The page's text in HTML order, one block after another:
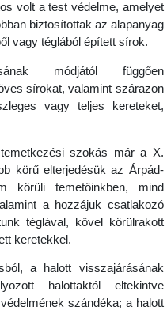
volt a test védelme, amelyet
biztosítottak az alapanyag
vagy téglából épített sírok.
módjától függően
sírokat, valamint szárazon
vagy teljes kereteket,
szokás már a X.
körű elterjedésük az Árpád-
körüli temetőinkben, mind
a hozzájuk csatlakozó
téglával, kővel körülrakott
keretekkel.
a halott visszajárásának
halottaktól eltekintve
szándéka; a halott